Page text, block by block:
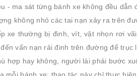
- ma sát từng bánh xe không đều dẫn
không nhỏ các tai nạn xảy ra trên
xe thường bị đinh, vít, vật nhọn rơi
vấn nạn rải đinh trên đường để trục
hợp hay không, người lái phải bước